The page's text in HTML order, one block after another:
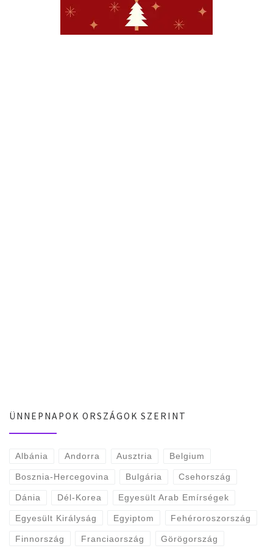
ÜNNEPNAPOK ORSZÁGOK SZERINT
Albánia Andorra Ausztria Belgium
Bosznia-Hercegovina Bulgária Csehország
Dánia Dél-Korea Egyesült Arab Emírségek
Egyesült Királyság Egyiptom Fehéroroszország
Finnország Franciaország Görögország